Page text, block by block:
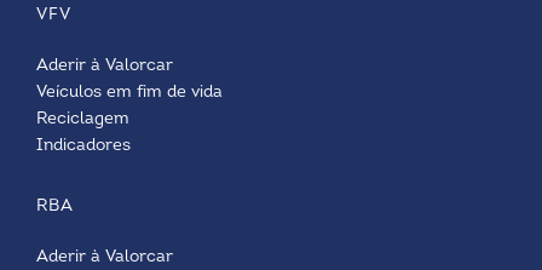
VFV
Aderir à Valorcar
Veículos em fim de vida
Reciclagem
Indicadores
RBA
Aderir à Valorcar